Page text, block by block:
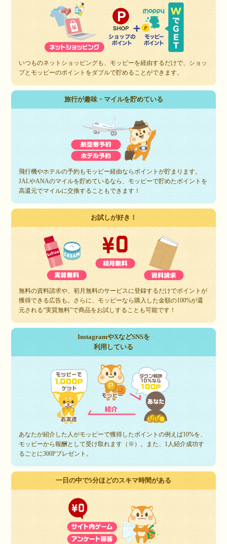
いつものネットショッピングも、モッピーを経由するだけで、ショッ
プとモッピーのポイントをダブルで貯めることができます。
旅行が趣味・マイルを貯めている
飛行機やホテルの予約もモッピー経由ならポイントが貯まります。
JALやANAのマイルを貯めているなら、モッピーで貯めたポイントを
高還元でマイルに交換することもできます！
お試しが好き！
無料の資料請求や、初月無料のサービスに登録するだけでポイントが
獲得できる広告も。さらに、モッピーなら購入した金額の100%が還
元される“実質無料”で商品をお試しすることも可能です！
InstagramやXなどSNSを
利用している
あなたが紹介した人がモッピーで獲得したポイントの例えば10%を、
モッピーから報酬として受け取れます（※）。また、1人紹介成功す
るごとに300Pプレゼント。
一日の中で5分ほどのスキマ時間がある